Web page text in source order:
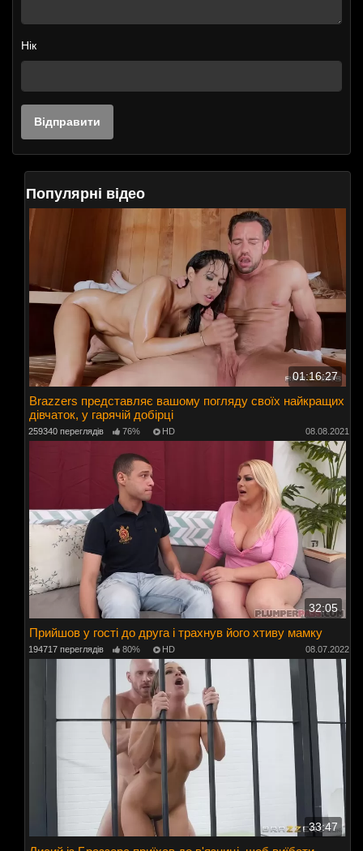
Нік
Популярні відео
01:16:27
Brazzers представляє вашому погляду своїх найкращих
дівчаток, у гарячій добірці
259340 переглядів 76% HD 08.08.2021
32:05
Прийшов у гості до друга і трахнув його хтиву мамку
194717 переглядів 80% HD 08.07.2022
33:47